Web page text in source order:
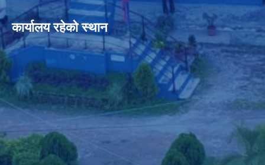
कार्यालय रहेको स्थान